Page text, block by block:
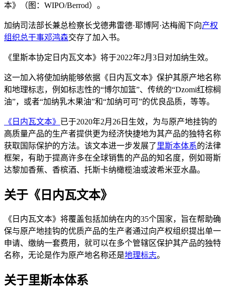
本》（图：WIPO/Berrod）。
加纳司法部长兼总检察长戈德弗雷德·耶博阿·达梅阁下向产权
组织总干事邓鸿森交存了加入书。
《里斯本协定日内瓦文本》将于2022年2月3日对加纳生效。
这一加入将使加纳能够依据《日内瓦文本》保护其原产地名称
和地理标志，例如标志性的“博尔加篮”、传统的“Dzomi红棕榈
油”，或者“加纳乳木果油”和“加纳可可”的优良品质，等等。
《日内瓦文本》 已于2020年2月26日生效，为与原产地挂钩的
高质量产品的生产者提供更为经济快捷地为其产品的独特名称
获取国际保护的方法。该文本进一步发展了 里斯本体系的法律
框架，有助于提高许多在全球销售的产品的知名度，例如哥斯
达黎加香蕉、香槟酒、托斯卡纳橄榄油或波希米亚水晶。
关于《日内瓦文本》
《日内瓦文本》将覆盖包括加纳在内的35个国家，旨在帮助确
保与原产地挂钩的优质产品的生产者通过向产权组织提出单一
申请、缴纳一套费用，就可以在多个管辖区保护其产品的独特
名称，无论是作为原产地名称还是地理标志。
关于里斯本体系